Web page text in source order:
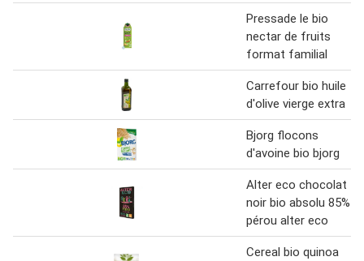
Pressade le bio
nectar de fruits
format familial
Carrefour bio huile
d'olive vierge extra
Bjorg flocons
d'avoine bio bjorg
Alter eco chocolat
noir bio absolu 85%
pérou alter eco
Cereal bio quinoa